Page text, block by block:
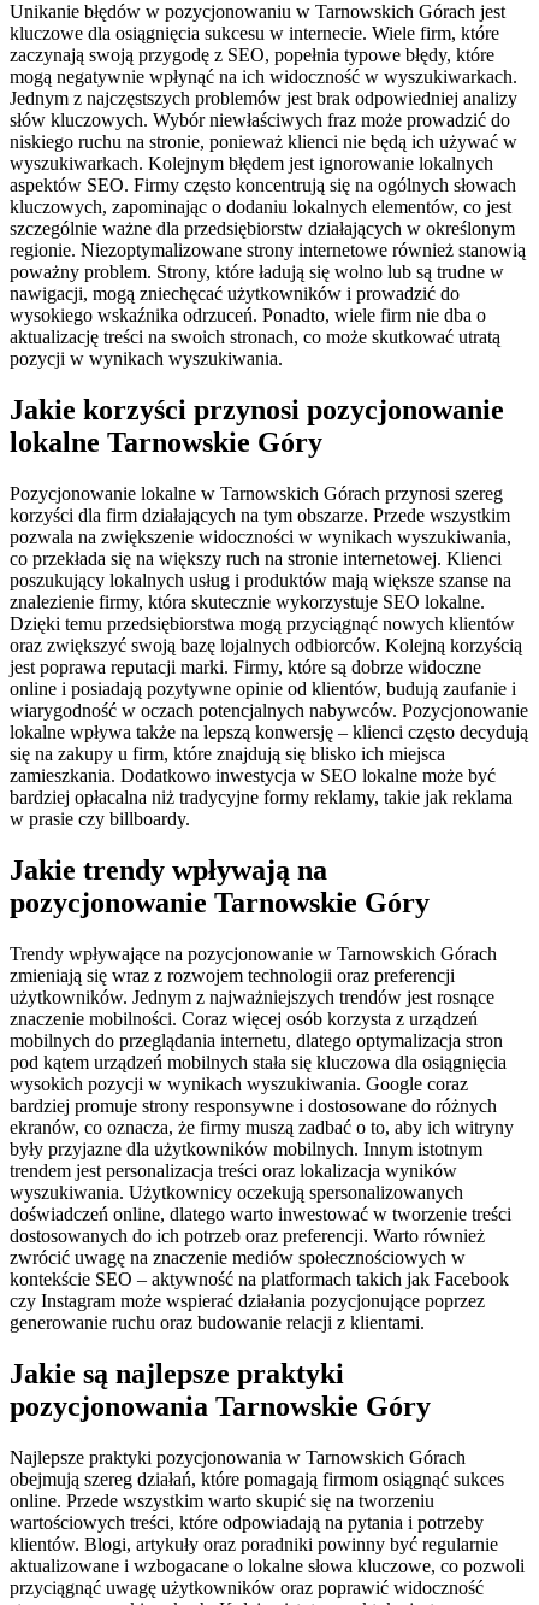
Unikanie błędów w pozycjonowaniu w Tarnowskich Górach jest
kluczowe dla osiągnięcia sukcesu w internecie. Wiele firm, które
zaczynają swoją przygodę z SEO, popełnia typowe błędy, które
mogą negatywnie wpłynąć na ich widoczność w wyszukiwarkach.
Jednym z najczęstszych problemów jest brak odpowiedniej analizy
słów kluczowych. Wybór niewłaściwych fraz może prowadzić do
niskiego ruchu na stronie, ponieważ klienci nie będą ich używać w
wyszukiwarkach. Kolejnym błędem jest ignorowanie lokalnych
aspektów SEO. Firmy często koncentrują się na ogólnych słowach
kluczowych, zapominając o dodaniu lokalnych elementów, co jest
szczególnie ważne dla przedsiębiorstw działających w określonym
regionie. Niezoptymalizowane strony internetowe również stanowią
poważny problem. Strony, które ładują się wolno lub są trudne w
nawigacji, mogą zniechęcać użytkowników i prowadzić do
wysokiego wskaźnika odrzuceń. Ponadto, wiele firm nie dba o
aktualizację treści na swoich stronach, co może skutkować utratą
pozycji w wynikach wyszukiwania.
Jakie korzyści przynosi pozycjonowanie
lokalne Tarnowskie Góry
Pozycjonowanie lokalne w Tarnowskich Górach przynosi szereg
korzyści dla firm działających na tym obszarze. Przede wszystkim
pozwala na zwiększenie widoczności w wynikach wyszukiwania,
co przekłada się na większy ruch na stronie internetowej. Klienci
poszukujący lokalnych usług i produktów mają większe szanse na
znalezienie firmy, która skutecznie wykorzystuje SEO lokalne.
Dzięki temu przedsiębiorstwa mogą przyciągnąć nowych klientów
oraz zwiększyć swoją bazę lojalnych odbiorców. Kolejną korzyścią
jest poprawa reputacji marki. Firmy, które są dobrze widoczne
online i posiadają pozytywne opinie od klientów, budują zaufanie i
wiarygodność w oczach potencjalnych nabywców. Pozycjonowanie
lokalne wpływa także na lepszą konwersję – klienci często decydują
się na zakupy u firm, które znajdują się blisko ich miejsca
zamieszkania. Dodatkowo inwestycja w SEO lokalne może być
bardziej opłacalna niż tradycyjne formy reklamy, takie jak reklama
w prasie czy billboardy.
Jakie trendy wpływają na
pozycjonowanie Tarnowskie Góry
Trendy wpływające na pozycjonowanie w Tarnowskich Górach
zmieniają się wraz z rozwojem technologii oraz preferencji
użytkowników. Jednym z najważniejszych trendów jest rosnące
znaczenie mobilności. Coraz więcej osób korzysta z urządzeń
mobilnych do przeglądania internetu, dlatego optymalizacja stron
pod kątem urządzeń mobilnych stała się kluczowa dla osiągnięcia
wysokich pozycji w wynikach wyszukiwania. Google coraz
bardziej promuje strony responsywne i dostosowane do różnych
ekranów, co oznacza, że firmy muszą zadbać o to, aby ich witryny
były przyjazne dla użytkowników mobilnych. Innym istotnym
trendem jest personalizacja treści oraz lokalizacja wyników
wyszukiwania. Użytkownicy oczekują spersonalizowanych
doświadczeń online, dlatego warto inwestować w tworzenie treści
dostosowanych do ich potrzeb oraz preferencji. Warto również
zwrócić uwagę na znaczenie mediów społecznościowych w
kontekście SEO – aktywność na platformach takich jak Facebook
czy Instagram może wspierać działania pozycjonujące poprzez
generowanie ruchu oraz budowanie relacji z klientami.
Jakie są najlepsze praktyki
pozycjonowania Tarnowskie Góry
Najlepsze praktyki pozycjonowania w Tarnowskich Górach
obejmują szereg działań, które pomagają firmom osiągnąć sukces
online. Przede wszystkim warto skupić się na tworzeniu
wartościowych treści, które odpowiadają na pytania i potrzeby
klientów. Blogi, artykuły oraz poradniki powinny być regularnie
aktualizowane i wzbogacane o lokalne słowa kluczowe, co pozwoli
przyciągnąć uwagę użytkowników oraz poprawić widoczność